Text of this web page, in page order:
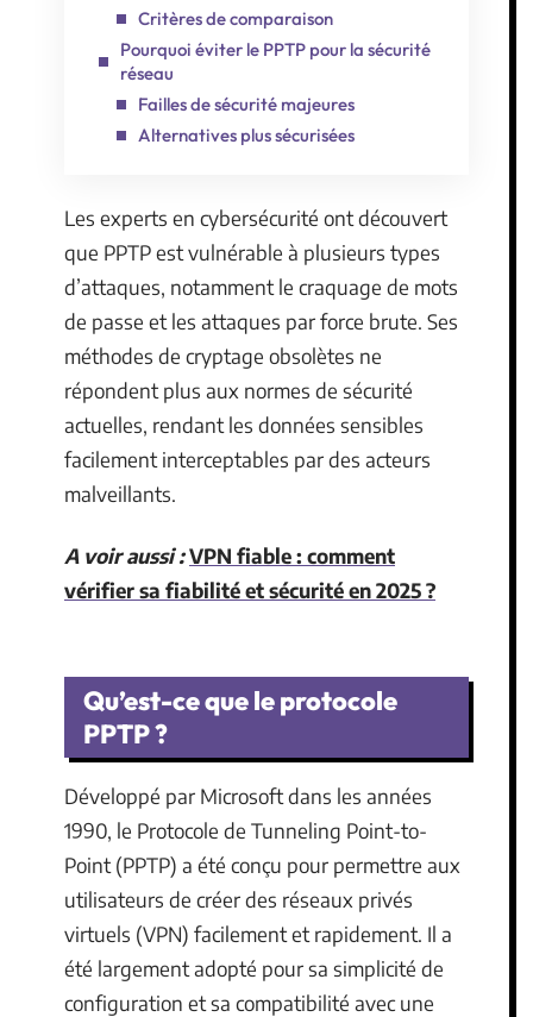
Critères de comparaison
Pourquoi éviter le PPTP pour la sécurité
réseau
Failles de sécurité majeures
Alternatives plus sécurisées
Les experts en cybersécurité ont découvert
que PPTP est vulnérable à plusieurs types
d’attaques, notamment le craquage de mots
de passe et les attaques par force brute. Ses
méthodes de cryptage obsolètes ne
répondent plus aux normes de sécurité
actuelles, rendant les données sensibles
facilement interceptables par des acteurs
malveillants.
A voir aussi :VPN fiable : comment
vérifier sa fiabilité et sécurité en 2025 ?
Qu’est-ce que le protocole
PPTP ?
Développé par Microsoft dans les années
1990, le Protocole de Tunneling Point-to-
Point (PPTP) a été conçu pour permettre aux
utilisateurs de créer des réseaux privés
virtuels (VPN) facilement et rapidement. Il a
été largement adopté pour sa simplicité de
configuration et sa compatibilité avec une